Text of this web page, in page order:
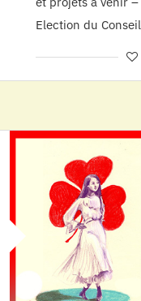
Election du